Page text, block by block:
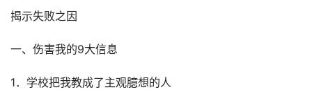
揭示失败之因
一、伤害我的9大信息
1．学校把我教成了主观臆想的人